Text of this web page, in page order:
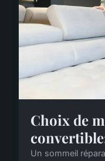
Choix de
Un sommeil